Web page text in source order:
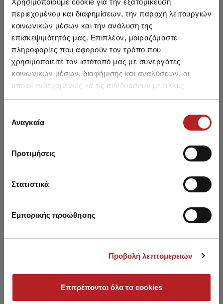
περιεχομένου και διαφημίσεων, την παροχή λειτουργιών
κοινωνικών μέσων και την ανάλυση της
επισκεψιμότητάς μας. Επιπλέον, μοιραζόμαστε
πληροφορίες που αφορούν τον τρόπο που
χρησιμοποιείτε τον ιστότοπό μας με συνεργάτες
κοινωνικών μέσων, διαφήμισης και αναλύσεων, οι
οποίοι ενδεχομένως να τις συνδυάσουν με άλλες
πληροφορίες που τους έχετε παραχωρήσει ή τις οποίες
των υπηρεσιών τους.
συγκατάθεσης
Αναγκαία
Προτιμήσεις
Στατιστικά
Εμπορικής προώθησης
Προβολή λεπτομερειών
Επιτρέπονται όλα τα cookies
HOT OFFER
+TIZZY Gun
Γυναικεία Φανέλα χωρίς
Μανίκι +TIZZY Toro
Είδατε πρόσφατα